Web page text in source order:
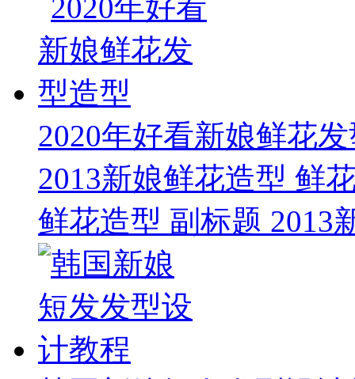
2020年好看新娘鲜花
2013新娘鲜花造型 鲜
鲜花造型 副标题 2013